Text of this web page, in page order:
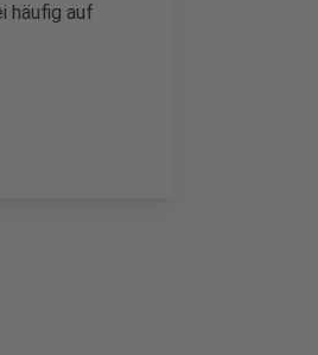
häufig auf